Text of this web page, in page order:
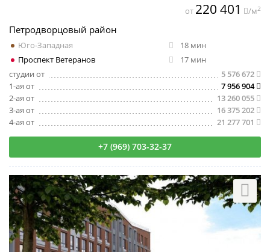
Петродворцовый район
Юго-Западная
18 мин
Проспект Ветеранов
17 мин
студии от
5 576 672
1-ая от
7 956 904
2-ая от
13 260 055
3-ая от
16 375 202
4-ая от
21 277 701
от 220 401 /м2
+7 (969) 703-32-37